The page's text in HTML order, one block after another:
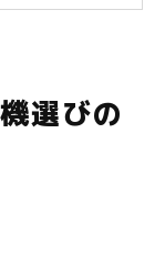
法
重要性
影響
ス向上策
選びの